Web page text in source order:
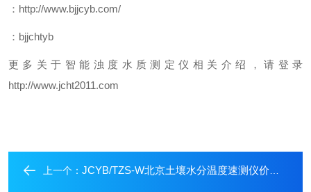
：http://www.bjjcyb.com/
：bjjchtyb
更多关于智能浊度水质测定仪相关介绍，请登录
http://www.jcht2011.com
上一个： JCYB/TZS-W北京土壤水分温度速测仪价格/便携式土壤水分测试仪